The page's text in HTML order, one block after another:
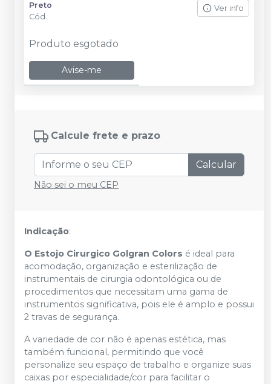
Preto
Cód.
Ver info
Produto esgotado
Avise-me
Calcule frete e prazo
Calcular
Não sei o meu CEP
Indicação:
O Estojo Cirurgico Golgran Colors é ideal para
acomodação, organização e esterilização de
instrumentais de cirurgia odontológica ou de
procedimentos que necessitam uma gama de
instrumentos significativa, pois ele é amplo e possui
2 travas de segurança.
A variedade de cor não é apenas estética, mas
também funcional, permitindo que você
personalize seu espaço de trabalho e organize suas
caixas por especialidade/cor para facilitar o